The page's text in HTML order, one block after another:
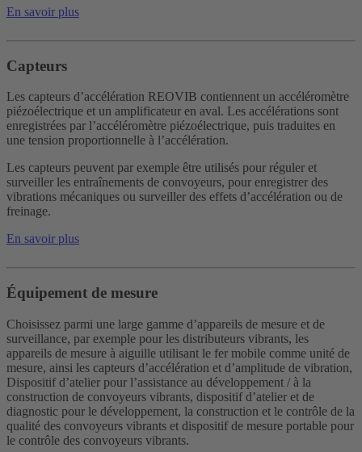
En savoir plus
Capteurs
Les capteurs d’accélération REOVIB contiennent un accéléromètre
piézoélectrique et un amplificateur en aval. Les accélérations sont
enregistrées par l’accéléromètre piézoélectrique, puis traduites en
une tension proportionnelle à l’accélération.
Les capteurs peuvent par exemple être utilisés pour réguler et
surveiller les entraînements de convoyeurs, pour enregistrer des
vibrations mécaniques ou surveiller des effets d’accélération ou de
freinage.
En savoir plus
Équipement de mesure
Choisissez parmi une large gamme d’appareils de mesure et de
surveillance, par exemple pour les distributeurs vibrants, les
appareils de mesure à aiguille utilisant le fer mobile comme unité de
mesure, ainsi les capteurs d’accélération et d’amplitude de vibration,
Dispositif d’atelier pour l’assistance au développement / à la
construction de convoyeurs vibrants, dispositif d’atelier et de
diagnostic pour le développement, la construction et le contrôle de la
qualité des convoyeurs vibrants et dispositif de mesure portable pour
le contrôle des convoyeurs vibrants.